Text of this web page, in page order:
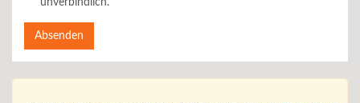
unverbindlich.
Absenden